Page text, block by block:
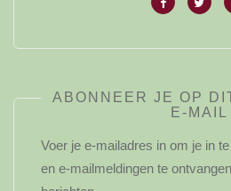
ABONNEER JE OP
E-MAIL
Voer je e-mailadres in om je in
en e-mailmeldingen te